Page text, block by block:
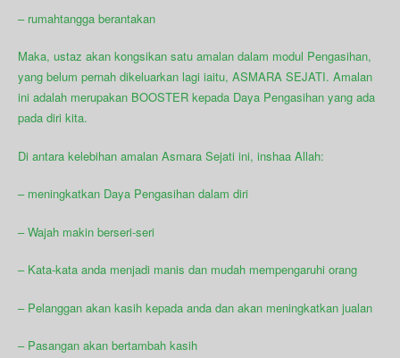
– rumahtangga berantakan
Maka, ustaz akan kongsikan satu amalan dalam modul Pengasihan,
yang belum pernah dikeluarkan lagi iaitu, ASMARA SEJATI. Amalan
ini adalah merupakan BOOSTER kepada Daya Pengasihan yang ada
pada diri kita.
Di antara kelebihan amalan Asmara Sejati ini, inshaa Allah:
– meningkatkan Daya Pengasihan dalam diri
– Wajah makin berseri-seri
– Kata-kata anda menjadi manis dan mudah mempengaruhi orang
– Pelanggan akan kasih kepada anda dan akan meningkatkan jualan
– Pasangan akan bertambah kasih